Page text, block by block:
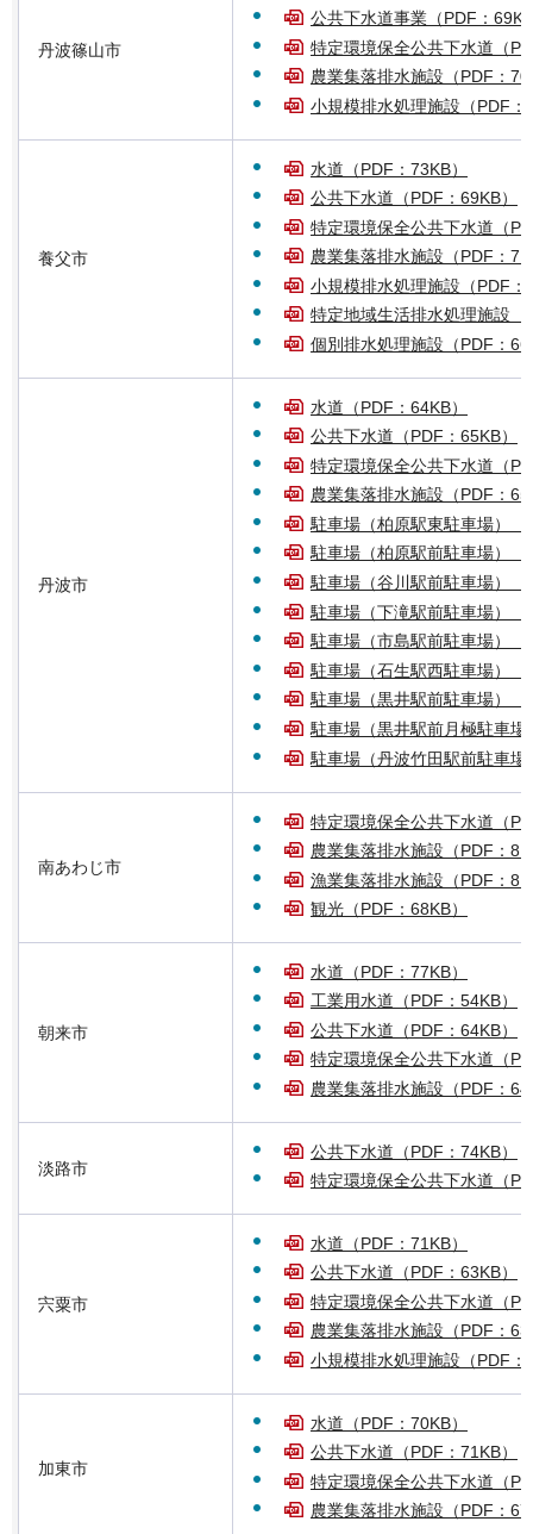
丹波篠山市
公共下水道事業（PDF：
特定環境保全公共下水道（
農業集落排水施設（PDF：
小規模排水処理施設（PDF：
養父市
水道（PDF：73KB）
公共下水道（PDF：69KB）
特定環境保全公共下水道（
農業集落排水施設（PDF：
小規模排水処理施設（PDF：
特定地域生活排水処理施設（
個別排水処理施設（PDF：
丹波市
水道（PDF：64KB）
公共下水道（PDF：65KB）
特定環境保全公共下水道（
農業集落排水施設（PDF：
駐車場（柏原駅東駐車場）（
駐車場（柏原駅前駐車場）（
駐車場（谷川駅前駐車場）（
駐車場（下滝駅前駐車場）（
駐車場（市島駅前駐車場）（
駐車場（石生駅西駐車場）（
駐車場（黒井駅前駐車場）（
駐車場（黒井駅前月極駐車
駐車場（丹波竹田駅前駐車
南あわじ市
特定環境保全公共下水道（
農業集落排水施設（PDF：
漁業集落排水施設（PDF：
観光（PDF：68KB）
朝来市
水道（PDF：77KB）
工業用水道（PDF：54KB）
公共下水道（PDF：64KB）
特定環境保全公共下水道（
農業集落排水施設（PDF：
淡路市
公共下水道（PDF：74KB）
特定環境保全公共下水道（
宍粟市
水道（PDF：71KB）
公共下水道（PDF：63KB）
特定環境保全公共下水道（
農業集落排水施設（PDF：
小規模排水処理施設（PDF：
加東市
水道（PDF：70KB）
公共下水道（PDF：71KB）
特定環境保全公共下水道（
農業集落排水施設（PDF：